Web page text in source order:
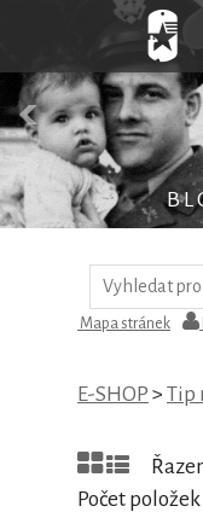
B L
Mapa stránek
E-SHOP > Tip
Počet položek